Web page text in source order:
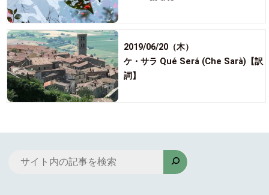
2019/06/20（木）
ケ・サラ Qué Será (Che Sarà)【訳
詞】